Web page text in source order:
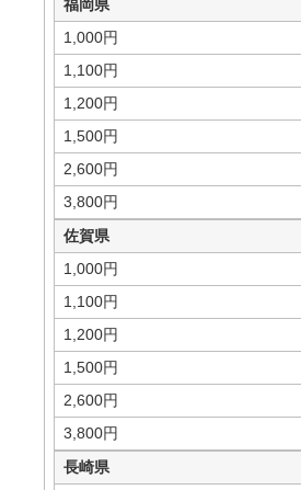
福岡県
1,000円
1,100円
1,200円
1,500円
2,600円
3,800円
佐賀県
1,000円
1,100円
1,200円
1,500円
2,600円
3,800円
長崎県